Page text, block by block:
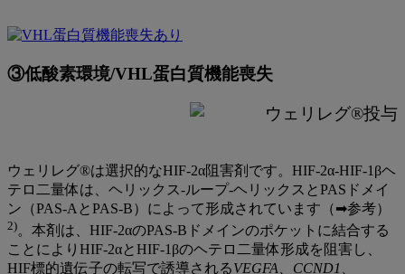
③低酸素環境/VHL蛋白質機能喪失
ウェリレグ®は選択的なHIF-2α阻害剤です。HIF-2α-HIF-1βヘ
テロ二量体は、ヘリックス-ループ-ヘリックスとPASドメイ
ン（PAS-AとPAS-B）によって形成されています（➡参考）
2)。本剤は、HIF-2αのPAS-Bドメインのポケットに結合する
ことによりHIF-2αとHIF-1βのヘテロ二量体形成を阻害し、
HIF標的遺伝子の転写で誘導されるVEGFA、CCND1、